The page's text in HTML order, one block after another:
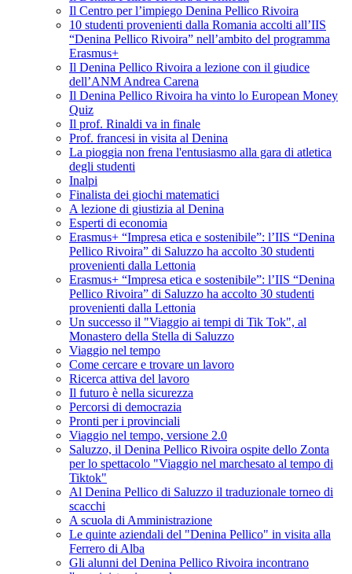
Il Centro per l’impiego Denina Pellico Rivoira
10 studenti provenienti dalla Romania accolti all’IIS
“Denina Pellico Rivoira” nell’ambito del programma
Erasmus+
Il Denina Pellico Rivoira a lezione con il giudice
dell’ANM Andrea Carena
Il Denina Pellico Rivoira ha vinto lo European Money
Quiz
Il prof. Rinaldi va in finale
Prof. francesi in visita al Denina
La pioggia non frena l'entusiasmo alla gara di atletica
degli studenti
Inalpi
Finalista dei giochi matematici
A lezione di giustizia al Denina
Esperti di economia
Erasmus+ “Impresa etica e sostenibile”: l’IIS “Denina
Pellico Rivoira” di Saluzzo ha accolto 30 studenti
provenienti dalla Lettonia
Erasmus+ “Impresa etica e sostenibile”: l’IIS “Denina
Pellico Rivoira” di Saluzzo ha accolto 30 studenti
provenienti dalla Lettonia
Un successo il "Viaggio ai tempi di Tik Tok", al
Monastero della Stella di Saluzzo
Viaggio nel tempo
Come cercare e trovare un lavoro
Ricerca attiva del lavoro
Il futuro è nella sicurezza
Percorsi di democrazia
Pronti per i provinciali
Viaggio nel tempo, versione 2.0
Saluzzo, il Denina Pellico Rivoira ospite dello Zonta
per lo spettacolo "Viaggio nel marchesato al tempo di
Tiktok"
Al Denina Pellico di Saluzzo il traduzionale torneo di
scacchi
A scuola di Amministrazione
Le quinte aziendali del "Denina Pellico" in visita alla
Ferrero di Alba
Gli alunni del Denina Pellico Rivoira incontrano